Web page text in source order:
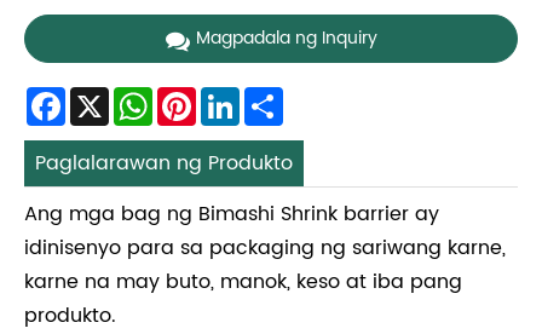
Magpadala ng Inquiry
Facebook
X WhatsApp
Pinterest
LinkedIn
Paglalarawan ng Produkto
Ang mga bag ng Bimashi Shrink barrier ay
idinisenyo para sa packaging ng sariwang karne,
karne na may buto, manok, keso at iba pang
produkto.